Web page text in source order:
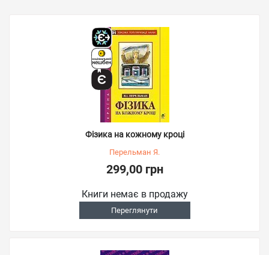
Фізика на кожному кроці
Перельман Я.
299,00 грн
Книги немає в продажу
Переглянути